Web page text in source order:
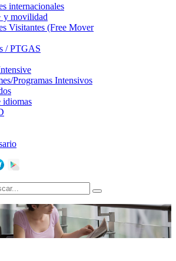
internacionales
y movilidad
Visitantes (Free Mover
/ PTGAS
Programas Intensivos
idiomas